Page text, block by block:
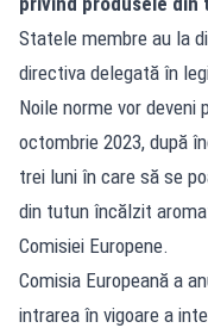
Statele membre au la
directiva delegată în
Noile norme vor deveni
octombrie 2023, după
trei luni în care să se
din tutun încălzit
Comisiei Europene.
Comisia Europeană a
intrarea în vigoare a